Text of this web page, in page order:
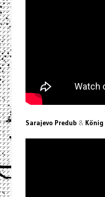
Sarajevo Predub & König